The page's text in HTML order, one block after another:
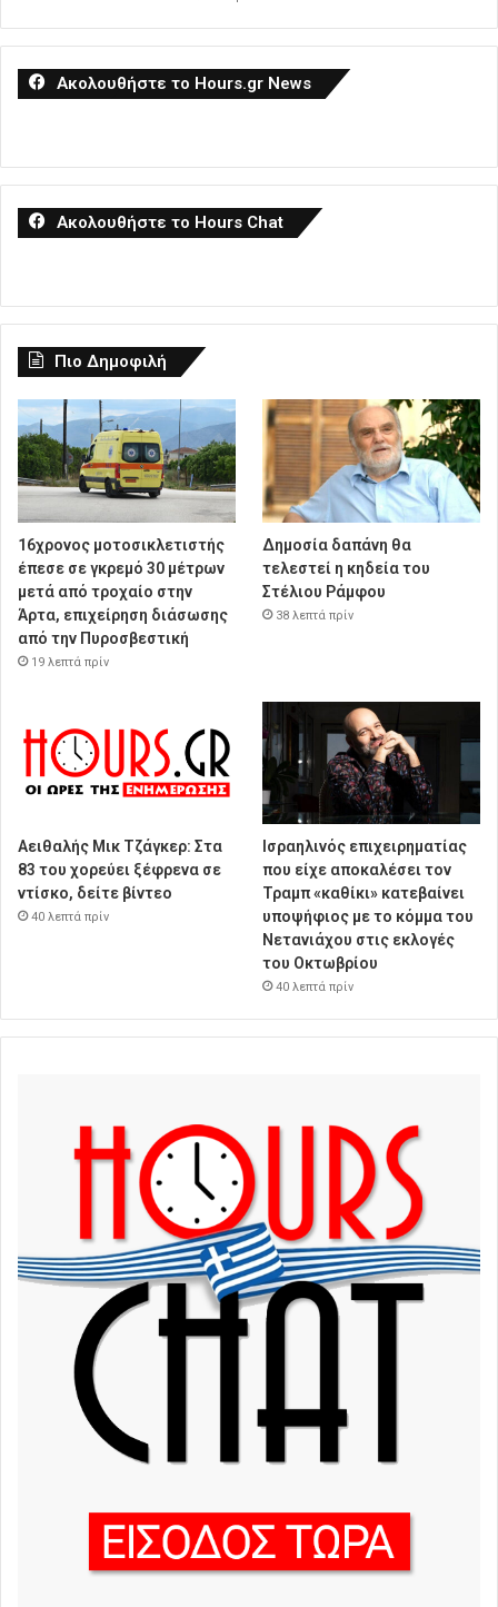
Ακολουθήστε το Hours.gr News
Ακολουθήστε το Hours Chat
Πιο Δημοφιλή
16χρονος μοτοσικλετιστής
έπεσε σε γκρεμό 30 μέτρων
μετά από τροχαίο στην
Άρτα, επιχείρηση διάσωσης
από την Πυροσβεστική
19 λεπτά πρίν
Δημοσία δαπάνη θα
τελεστεί η κηδεία του
Στέλιου Ράμφου
38 λεπτά πρίν
Αειθαλής Μικ Τζάγκερ: Στα
83 του χορεύει ξέφρενα σε
ντίσκο, δείτε βίντεο
40 λεπτά πρίν
Ισραηλινός επιχειρηματίας
που είχε αποκαλέσει τον
Τραμπ «καθίκι» κατεβαίνει
υποψήφιος με το κόμμα του
Νετανιάχου στις εκλογές
του Οκτωβρίου
40 λεπτά πρίν